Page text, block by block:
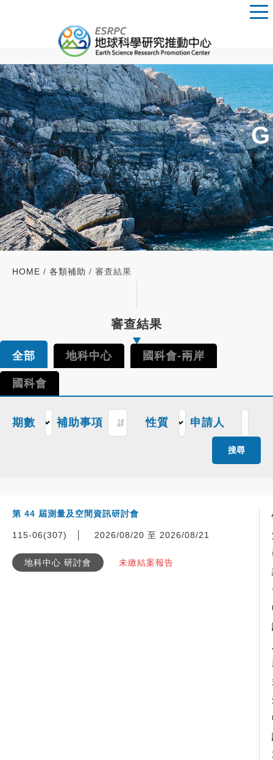
HOME / 各類補助 / 審查結果
審查結果
全部 地科中心 國科會-兩岸
國科會
期數 補助事項 性質 申請人
搜尋
第 44 屆測量及空間資訊研討會
115-06(307) 2026/08/20 至 2026/08/21
地科中心 研討會 未繳結案報告